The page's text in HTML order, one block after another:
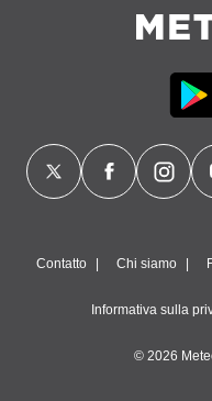
Contatto Chi siamo
Informativa sulla
© 2026